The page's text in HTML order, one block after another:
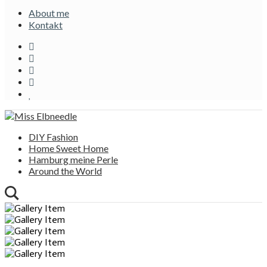
About me
Kontakt
DIY Fashion
Home Sweet Home
Hamburg meine Perle
Around the World